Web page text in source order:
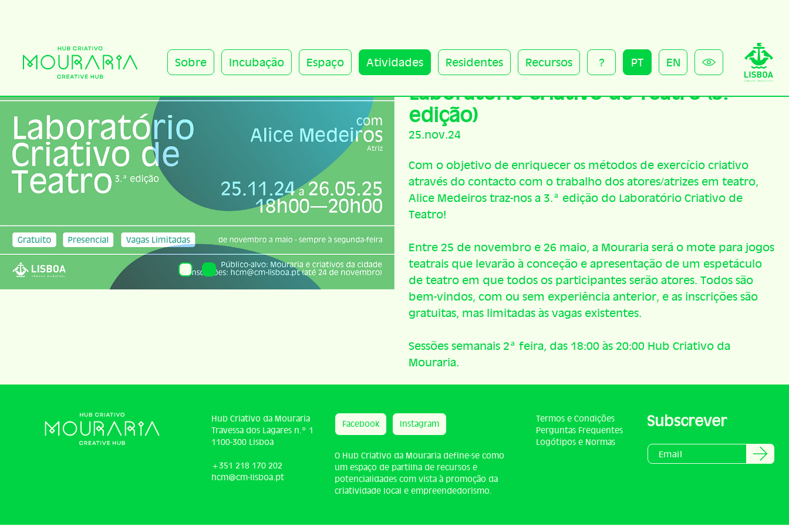
Sobre Incubação Espaço Atividades Residentes Recursos ? PT EN
Laboratório Criativo de Teatro (3.ª
edição)
25.nov.24
Com o objetivo de enriquecer os métodos de exercício criativo
através do contacto com o trabalho dos atores/atrizes em teatro,
Alice Medeiros traz-nos a 3.ª edição do Laboratório Criativo de
Teatro!
Entre 25 de novembro e 26 maio, a Mouraria será o mote para jogos
teatrais que levarão à conceção e apresentação de um espetáculo
de teatro em que todos os participantes serão atores. Todos são
bem-vindos, com ou sem experiência anterior, e as inscrições são
gratuitas, mas limitadas às vagas existentes.
Sessões semanais 2ª feira, das 18:00 às 20:00 Hub Criativo da
Mouraria.
Hub Criativo da Mouraria
Travessa dos Lagares n.º 1
1100-300 Lisboa
+351 218 170 202
hcm@cm-lisboa.pt
Facebook Instagram
O Hub Criativo da Mouraria define-se como
um espaço de partilha de recursos e
potencialidades com vista à promoção da
criatividade local e empreendedorismo.
Termos e Condições
Perguntas Frequentes
Logótipos e Normas
Subscrever